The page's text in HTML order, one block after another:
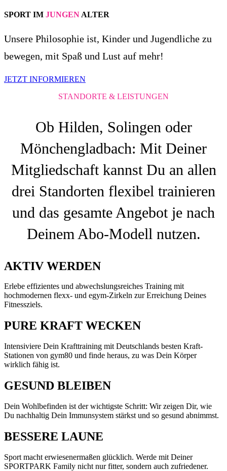
SPORT IM JUNGEN ALTER
Unsere Philosophie ist, Kinder und Jugendliche zu
bewegen, mit Spaß und Lust auf mehr!
JETZT INFORMIEREN
STANDORTE & LEISTUNGEN
Ob Hilden, Solingen oder
Mönchengladbach: Mit Deiner
Mitgliedschaft kannst Du an allen
drei Standorten flexibel trainieren
und das gesamte Angebot je nach
Deinem Abo-Modell nutzen.
AKTIV WERDEN
Erlebe effizientes und abwechslungsreiches Training mit
hochmodernen flexx- und egym-Zirkeln zur Erreichung Deines
Fitnessziels.
PURE KRAFT WECKEN
Intensiviere Dein Krafttraining mit Deutschlands besten Kraft-
Stationen von gym80 und finde heraus, zu was Dein Körper
wirklich fähig ist.
GESUND BLEIBEN
Dein Wohlbefinden ist der wichtigste Schritt: Wir zeigen Dir, wie
Du nachhaltig Dein Immunsystem stärkst und so gesund abnimmst.
BESSERE LAUNE
Sport macht erwiesenermaßen glücklich. Werde mit Deiner
SPORTPARK Family nicht nur fitter, sondern auch zufriedener.